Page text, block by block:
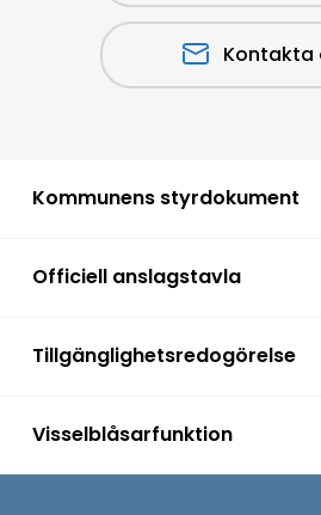
Kontakta
Kommunens styrdokument
Officiell anslagstavla
Tillgänglighetsredogörelse
Visselblåsarfunktion